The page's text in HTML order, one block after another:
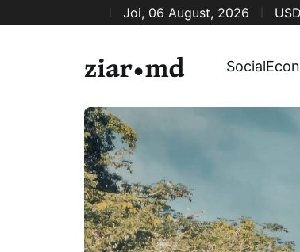
Joi, 06 August, 2026 USD
Social